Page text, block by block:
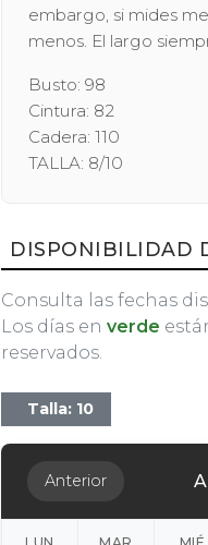
embargo, si mides
menos. El largo
Busto: 98
Cintura: 82
Cadera: 110
TALLA: 8/10
DISPONIBILIDAD
Consulta las fechas
Los días en verde
reservados.
Talla: 10
Anterior